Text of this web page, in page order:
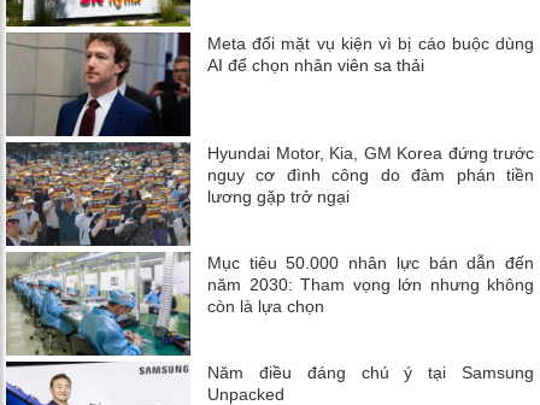
Meta đối mặt vụ kiện vì bị cáo buộc dùng
AI để chọn nhân viên sa thải
Hyundai Motor, Kia, GM Korea đứng trước
nguy cơ đình công do đàm phán tiền
lương gặp trở ngại
Mục tiêu 50.000 nhân lực bán dẫn đến
năm 2030: Tham vọng lớn nhưng không
còn là lựa chọn
Năm điều đáng chú ý tại Samsung
Unpacked